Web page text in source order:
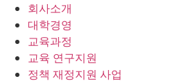
회사소개
대학경영
교육과정
교육 연구지원
정책 재정지원 사업